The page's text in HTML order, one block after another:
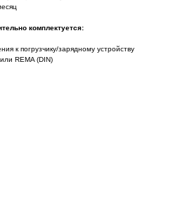
комплектуется:
к погрузчику/зарядному устройству
REMA (DIN)